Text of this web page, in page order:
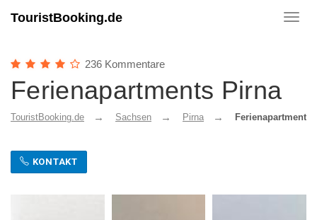
TouristBooking.de
236 Kommentare
Ferienapartments Pirna
TouristBooking.de Sachsen Pirna Ferienapartments
KONTAKT